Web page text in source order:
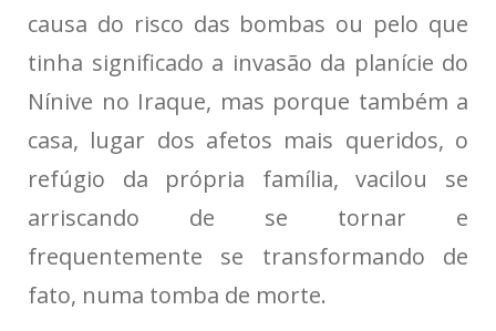
causa do risco das bombas ou pelo que
tinha significado a invasão da planície do
Nínive no Iraque, mas porque também a
casa, lugar dos afetos mais queridos, o
refúgio da própria família, vacilou se
arriscando de se tornar e
frequentemente se transformando de
fato, numa tomba de morte.